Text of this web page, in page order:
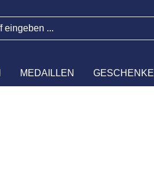
MEDAILLEN GESCHENKE